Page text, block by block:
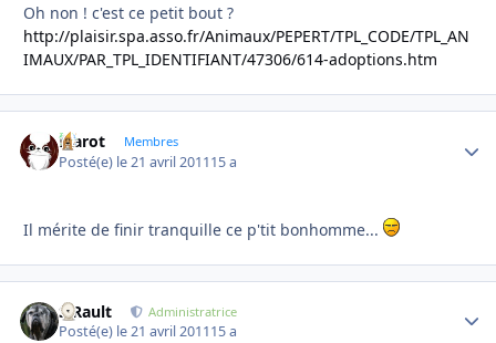
Oh non ! c'est ce petit bout ?
http://plaisir.spa.asso.fr/Animaux/PEPERT/TPL_CODE/TPL_AN
IMAUX/PAR_TPL_IDENTIFIANT/47306/614-adoptions.htm
Marot Membres
Posté(e) le 21 avril 201115 a
Il mérite de finir tranquille ce p'tit bonhomme...
S.Rault Administratrice
Posté(e) le 21 avril 201115 a